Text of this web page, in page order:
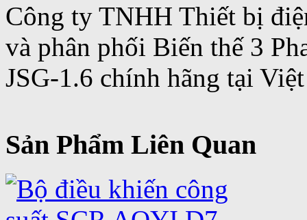
Công ty TNHH Thiết bị
và phân phối Biến thế 3
JSG-1.6 chính hãng tại
Sản Phẩm Liên Quan